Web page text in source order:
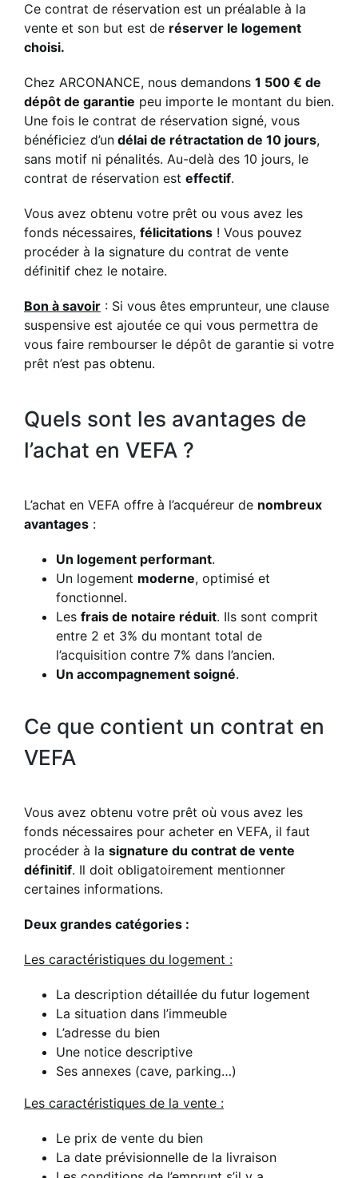
Ce contrat de réservation est un préalable à la
vente et son but est de réserver le logement
choisi.
Chez ARCONANCE, nous demandons 1 500 € de
dépôt de garantie peu importe le montant du bien.
Une fois le contrat de réservation signé, vous
bénéficiez d’undélai de rétractation de 10 jours,
sans motif ni pénalités. Au-delà des 10 jours, le
contrat de réservation est effectif.
Vous avez obtenu votre prêt ou vous avez les
fonds nécessaires, félicitations! Vous pouvez
procéder à la signature du contrat de vente
définitif chez le notaire.
Bon à savoir: Si vous êtes emprunteur, une clause
suspensive est ajoutée ce qui vous permettra de
vous faire rembourser le dépôt de garantie si votre
prêt n’est pas obtenu.
Quels sont les avantages de
l’achat en VEFA ?
L’achat en VEFA offre à l’acquéreur de nombreux
avantages:
Un logement performant.
Un logement moderne, optimisé et
fonctionnel.
Les frais de notaire réduit. Ils sont comprit
entre 2 et 3% du montant total de
l’acquisition contre 7% dans l’ancien.
Un accompagnement soigné.
Ce que contient un contrat en
VEFA
Vous avez obtenu votre prêt où vous avez les
fonds nécessaires pour acheter en VEFA, il faut
procéder à la signature du contrat de vente
définitif. Il doit obligatoirement mentionner
certaines informations.
Deux grandes catégories :
Les caractéristiques du logement :
La description détaillée du futur logement
La situation dans l’immeuble
L’adresse du bien
Une notice descriptive
Ses annexes (cave, parking…)
Les caractéristiques de la vente :
Le prix de vente du bien
La date prévisionnelle de la livraison